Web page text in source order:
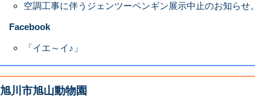
空調工事に伴うジェンツーペンギン展示中止のお知らせ。
Facebook
「イエ～イ♪」
旭川市旭山動物園